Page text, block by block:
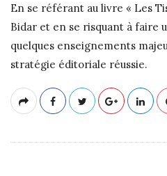
En se référant au livre « Les
Bidar et en se risquant à faire
quelques enseignements
stratégie éditoriale réussie.